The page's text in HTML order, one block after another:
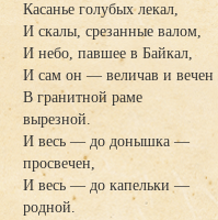
Касанье голубых лекал,
И скалы, срезанные валом,
И небо, павшее в Байкал,
И сам он — величав и вечен
В гранитной раме
вырезной.
И весь — до донышка —
просвечен,
И весь — до капельки —
родной.